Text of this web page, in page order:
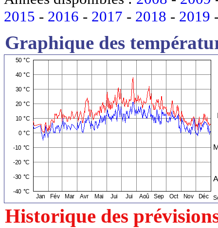
2015 - 2016 - 2017 - 2018 - 2019
Graphique des
Historique des